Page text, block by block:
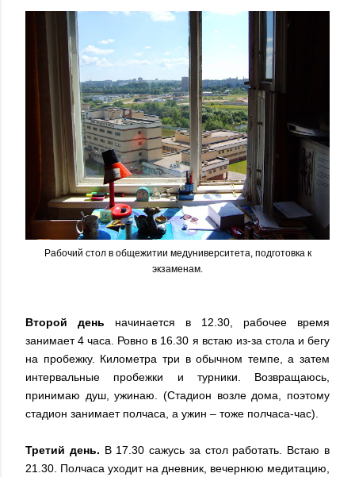
Рабочий стол в общежитии медуниверситета, подготовка к
экзаменам.
Второй день начинается в 12.30, рабочее время
занимает 4 часа. Ровно в 16.30 я встаю из-за стола и бегу
на пробежку. Километра три в обычном темпе, а затем
интервальные пробежки и турники. Возвращаюсь,
принимаю душ, ужинаю. (Стадион возле дома, поэтому
стадион занимает полчаса, а ужин – тоже полчаса-час).
Третий день. В 17.30 сажусь за стол работать. Встаю в
21.30. Полчаса уходит на дневник, вечернюю медитацию,